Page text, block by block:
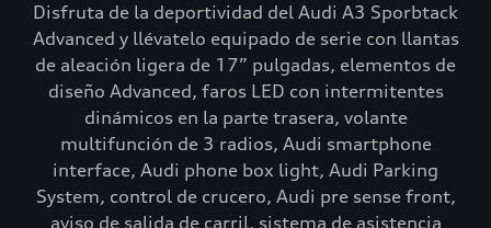
Disfruta de la deportividad del Audi A3 Sporbtack
Advanced y llévatelo equipado de serie con llantas
de aleación ligera de 17” pulgadas, elementos de
diseño Advanced, faros LED con intermitentes
dinámicos en la parte trasera, volante
multifunción de 3 radios, Audi smartphone
interface, Audi phone box light, Audi Parking
System, control de crucero, Audi pre sense front,
aviso de salida de carril, sistema de asistencia